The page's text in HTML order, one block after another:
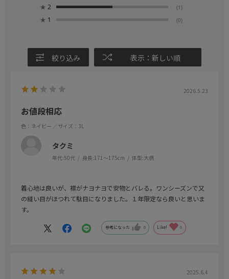
★ 2 (1)
★ 1 (0)
絞り込み 表示：新しい順
2026.5.23
お値段相応
色：ネイビー ／サイズ：3L
タクミ
年代:50代 身長:171～175cm 体型:大柄
着心地は良いが、襟がナヨナヨで安物とバレる。ワンシーズンで又
の縫い目がほつれて駄目になりました。１年限定なら良いと思いま
す。
参考になった 0 Like! 0
2025.6.4